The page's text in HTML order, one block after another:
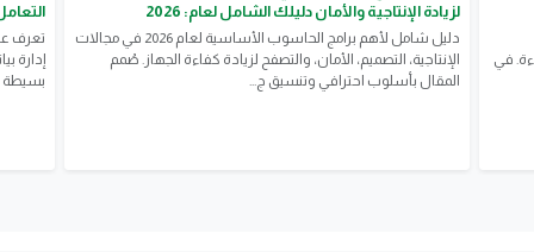
في
لزيادة الإنتاجية والأمان دليلك الشامل لعام: 2026
دليل شامل لأهم برامج الحاسوب الأساسية لعام 2026 في مجالات
الإنتاجية، التصميم، الأمان، والتصفح لزيادة كفاءة الجهاز. صُمم
المقال بأسلوب احترافي وتنسيق ج...
بسيطة